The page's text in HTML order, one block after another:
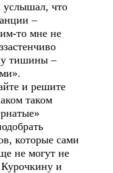
услышал, что
–
то мне не
тишины –
и решите
таком
которые сами
не могут не
и